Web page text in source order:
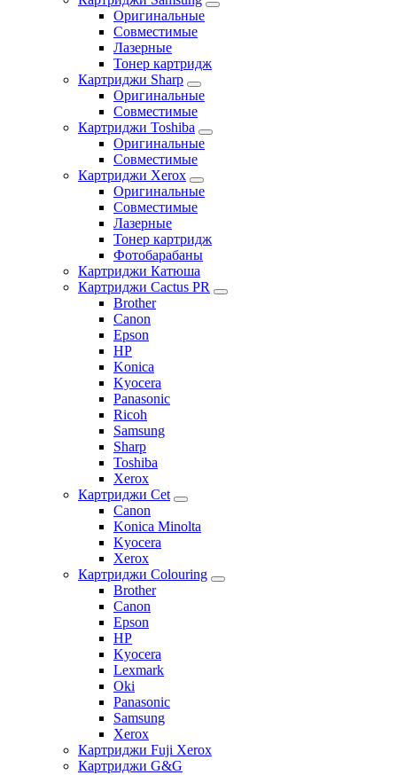
Оригинальные
Совместимые
Лазерные
Тонер картридж
Картриджи Sharp
Оригинальные
Совместимые
Картриджи Toshiba
Оригинальные
Совместимые
Картриджи Xerox
Оригинальные
Совместимые
Лазерные
Тонер картридж
Фотобарабаны
Картриджи Катюша
Картриджи Cactus PR
Brother
Canon
Epson
HP
Konica
Kyocera
Panasonic
Ricoh
Samsung
Sharp
Toshiba
Xerox
Картриджи Cet
Canon
Konica Minolta
Kyocera
Xerox
Картриджи Colouring
Brother
Canon
Epson
HP
Kyocera
Lexmark
Oki
Panasonic
Samsung
Xerox
Картриджи Fuji Xerox
Картриджи G&G